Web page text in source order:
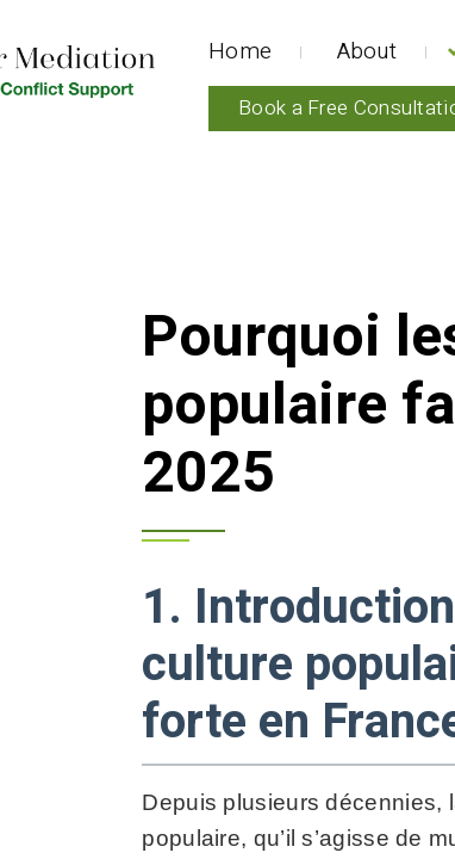
Home About
Book a Free
Pourquoi
populaire
2025
1.
culture
forte en
Depuis plusieurs décennies,
populaire, qu’il s’agisse de